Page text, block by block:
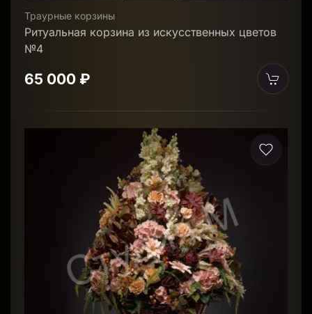
Траурные корзины
Ритуальная корзина из искусственных цветов
№4
65 000 ₽